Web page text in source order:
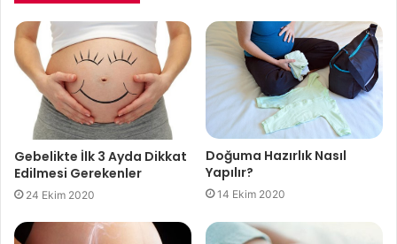
Gebelikte İlk 3 Ayda Dikkat
Edilmesi Gerekenler
24 Ekim 2020
Doğuma Hazırlık Nasıl
Yapılır?
14 Ekim 2020